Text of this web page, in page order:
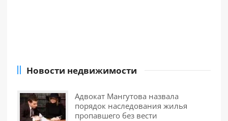
Новости недвижимости
Адвокат Мангутова назвала
порядок наследования жилья
пропавшего без вести